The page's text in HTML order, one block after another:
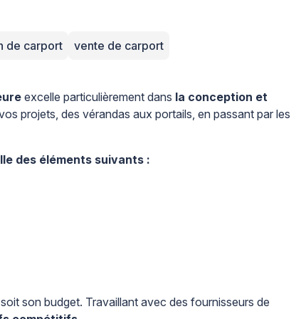
de carport
vente de carport
excelle particulièrement dans la conception et
projets, des vérandas aux portails, en passant par les
des éléments suivants :
son budget. Travaillant avec des fournisseurs de